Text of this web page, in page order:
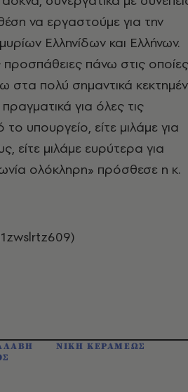
να εργαστούμε για την
Ελληνίδων και Ελλήνων.
προσπάθειες πάνω στις οποίες
στα πολύ σημαντικά
για όλες τις
υπουργείο, είτε μιλάμε για
είτε μιλάμε ευρύτερα για
ολόκληρη» πρόσθεσε η κ.
ΝΙΚΗ ΚΕΡΑΜΕΩΣ